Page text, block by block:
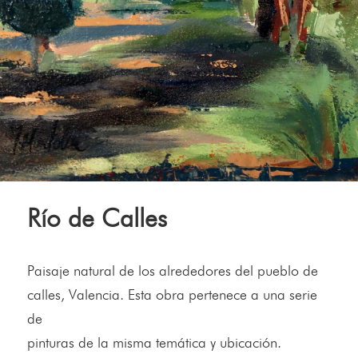
Río de Calles
Paisaje natural de los alrededores del pueblo de
calles, Valencia. Esta obra pertenece a una serie
de
pinturas de la misma temática y ubicación.